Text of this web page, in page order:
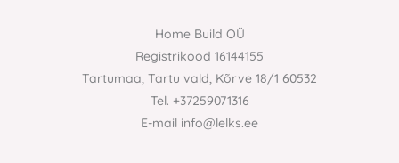
Home Build OÜ
Registrikood 16144155
Tartumaa, Tartu vald, Kõrve 18/1 60532
Tel. +37259071316
E-mail info@lelks.ee